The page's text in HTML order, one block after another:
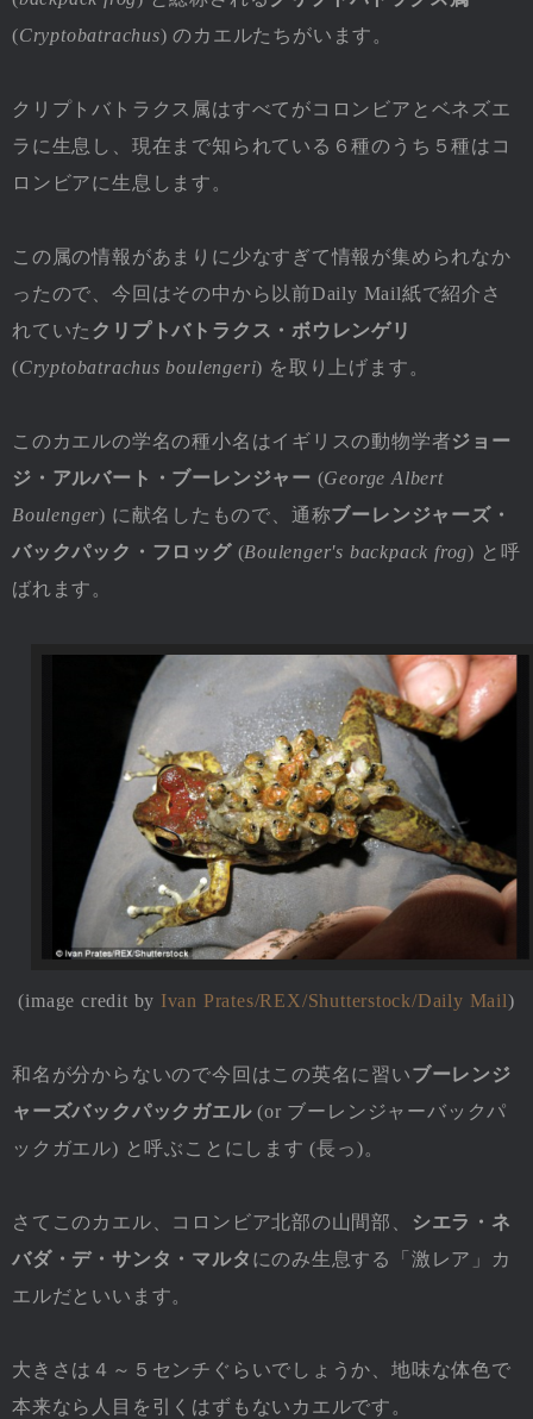
(Cryptobatrachus) のカエルたちがいます。
クリプトバトラクス属はすべてがコロンビアとベネズエ
ラに生息し、現在まで知られている６種のうち５種はコ
ロンビアに生息します。
この属の情報があまりに少なすぎて情報が集められなか
ったので、今回はその中から以前Daily Mail紙で紹介さ
れていた クリプトバトラクス・ボウレンゲリ
(Cryptobatrachus boulengeri) を取り上げます。
このカエルの学名の種小名はイギリスの動物学者ジョー
ジ・アルバート・ブーレンジャー (George Albert
Boulenger) に献名したもので、通称ブーレンジャーズ・
バックパック・フロッグ(Boulenger's backpack frog) と呼
ばれます。
(image credit by Ivan Prates/REX/Shutterstock/Daily Mail)
和名が分からないので今回はこの英名に習いブーレンジ
ャーズバックパックガエル(or ブーレンジャーバックパ
ックガエル) と呼ぶことにします (長っ)。
さてこのカエル、コロンビア北部の山間部、
シエラ・ネ
バダ・デ・サンタ・マルタ にのみ生息する「激レア」カ
エルだといいます。
大きさは４～５センチぐらいでしょうか、地味な体色で
本来なら人目を引くはずもないカエルです。